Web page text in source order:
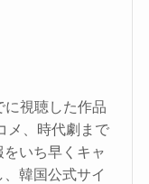
視聴した作品
メ、時代劇まで
いち早くキャ
韓国公式サイ